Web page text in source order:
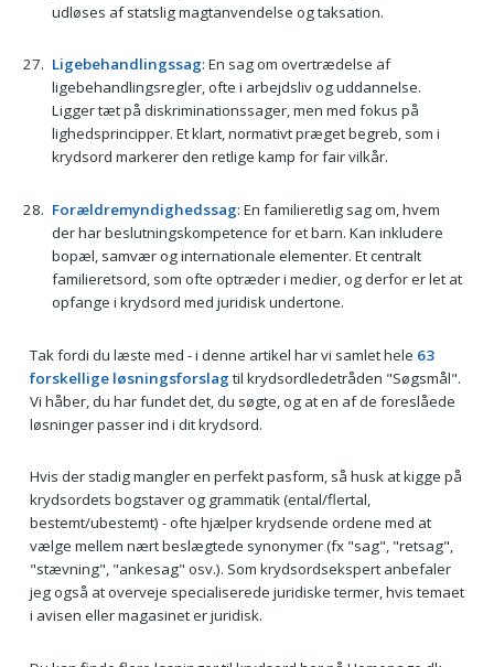
udløses af statslig magtanvendelse og taksation.
Ligebehandlingssag: En sag om overtrædelse af
ligebehandlingsregler, ofte i arbejdsliv og uddannelse.
Ligger tæt på diskriminationssager, men med fokus på
lighedsprincipper. Et klart, normativt præget begreb, som i
krydsord markerer den retlige kamp for fair vilkår.
Forældremyndighedssag: En familieretlig sag om, hvem
der har beslutningskompetence for et barn. Kan inkludere
bopæl, samvær og internationale elementer. Et centralt
familieretsord, som ofte optræder i medier, og derfor er let at
opfange i krydsord med juridisk undertone.
Tak fordi du læste med - i denne artikel har vi samlet hele 63
forskellige løsningsforslag til krydsordledetråden "Søgsmål".
Vi håber, du har fundet det, du søgte, og at en af de foreslåede
løsninger passer ind i dit krydsord.
Hvis der stadig mangler en perfekt pasform, så husk at kigge på
krydsordets bogstaver og grammatik (ental/flertal,
bestemt/ubestemt) - ofte hjælper krydsende ordene med at
vælge mellem nært beslægtede synonymer (fx "sag", "retsag",
"stævning", "ankesag" osv.). Som krydsordsekspert anbefaler
jeg også at overveje specialiserede juridiske termer, hvis temaet
i avisen eller magasinet er juridisk.